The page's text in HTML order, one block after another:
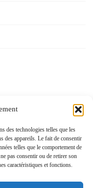
des technologies telles que les
des appareils. Le fait de consentir
telles que le comportement de
pas consentir ou de retirer son
caractéristiques et fonctions.